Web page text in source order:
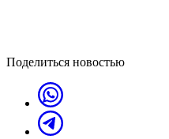
Поделиться новостью